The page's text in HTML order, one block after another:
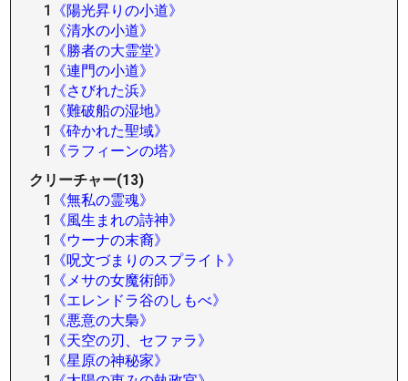
1
《陽光昇りの小道》
1
《清水の小道》
1
《勝者の大霊堂》
1
《連門の小道》
1
《さびれた浜》
1
《難破船の湿地》
1
《砕かれた聖域》
1
《ラフィーンの塔》
クリーチャー(13)
1
《無私の霊魂》
1
《風生まれの詩神》
1
《ウーナの末裔》
1
《呪文づまりのスプライト》
1
《メサの女魔術師》
1
《エレンドラ谷のしもべ》
1
《悪意の大梟》
1
《天空の刃、セファラ》
1
《星原の神秘家》